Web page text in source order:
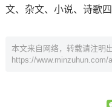
文、杂文、小说、诗歌
本文来自网络，转载请注明出
https://www.minzuhun.com/